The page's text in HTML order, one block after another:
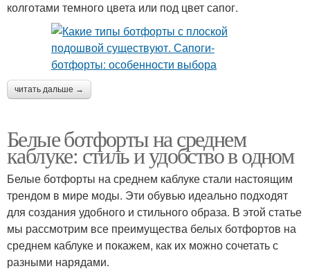
колготами темного цвета или под цвет сапог.
читать дальше →
Белые ботфорты на среднем
каблуке: стиль и удобство в одном
Белые ботфорты на среднем каблуке стали настоящим
трендом в мире моды. Эти обувью идеально подходят
для создания удобного и стильного образа. В этой статье
мы рассмотрим все преимущества белых ботфортов на
среднем каблуке и покажем, как их можно сочетать с
разными нарядами.